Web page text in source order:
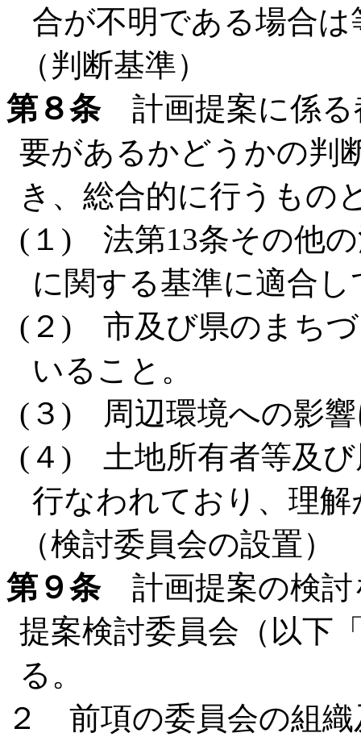
合が不明である場合
（判断基準）
第８条計画提案に係る
要があるかどうかの判
き、総合的に行うもの
(１) 法第13条その他
に関する基準に適合
(２) 市及び県のまちづ
いること。
(３) 周辺環境への影
(４) 土地所有者等及び
行なわれており、理
（検討委員会の設置）
第９条計画提案の検討
提案検討委員会（以下
る。
２ 前項の委員会の組